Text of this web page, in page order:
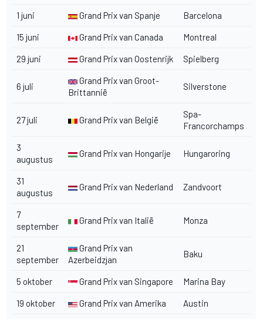
1 juni Grand Prix van Spanje Barcelona
15 juni Grand Prix van Canada Montreal
29 juni Grand Prix van Oostenrijk Spielberg
6 juli
Grand Prix van Groot-
Brittannië
Silverstone
27 juli Grand Prix van België
Spa-
Francorchamps
3
augustus
Grand Prix van Hongarije Hungaroring
31
augustus
Grand Prix van Nederland Zandvoort
7
september
Grand Prix van Italië Monza
21
september
Grand Prix van
Azerbeidzjan
Baku
5 oktober Grand Prix van Singapore Marina Bay
19 oktober Grand Prix van Amerika Austin